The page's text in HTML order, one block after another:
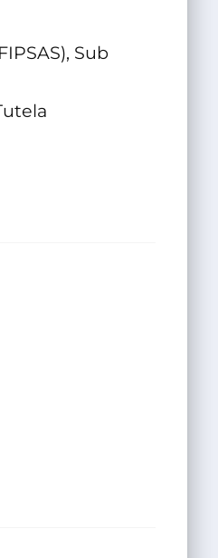
Sub